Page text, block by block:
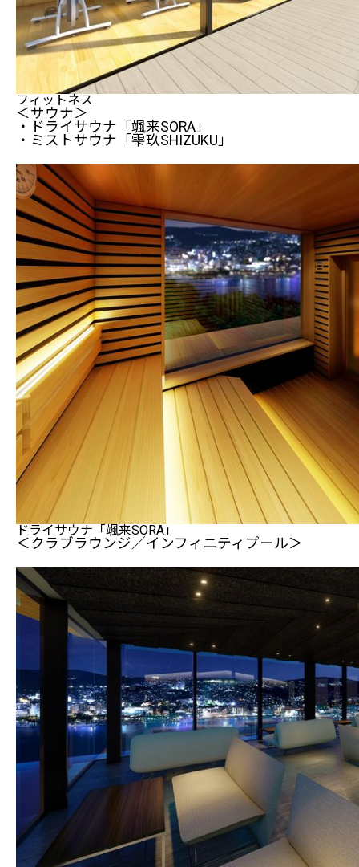
フィットネス
＜サウナ＞
・ドライサウナ「颯来SORA」
・ミストサウナ「雫玖SHIZUKU」
ドライサウナ「颯来SORA」
＜クラブラウンジ／インフィニティプール＞